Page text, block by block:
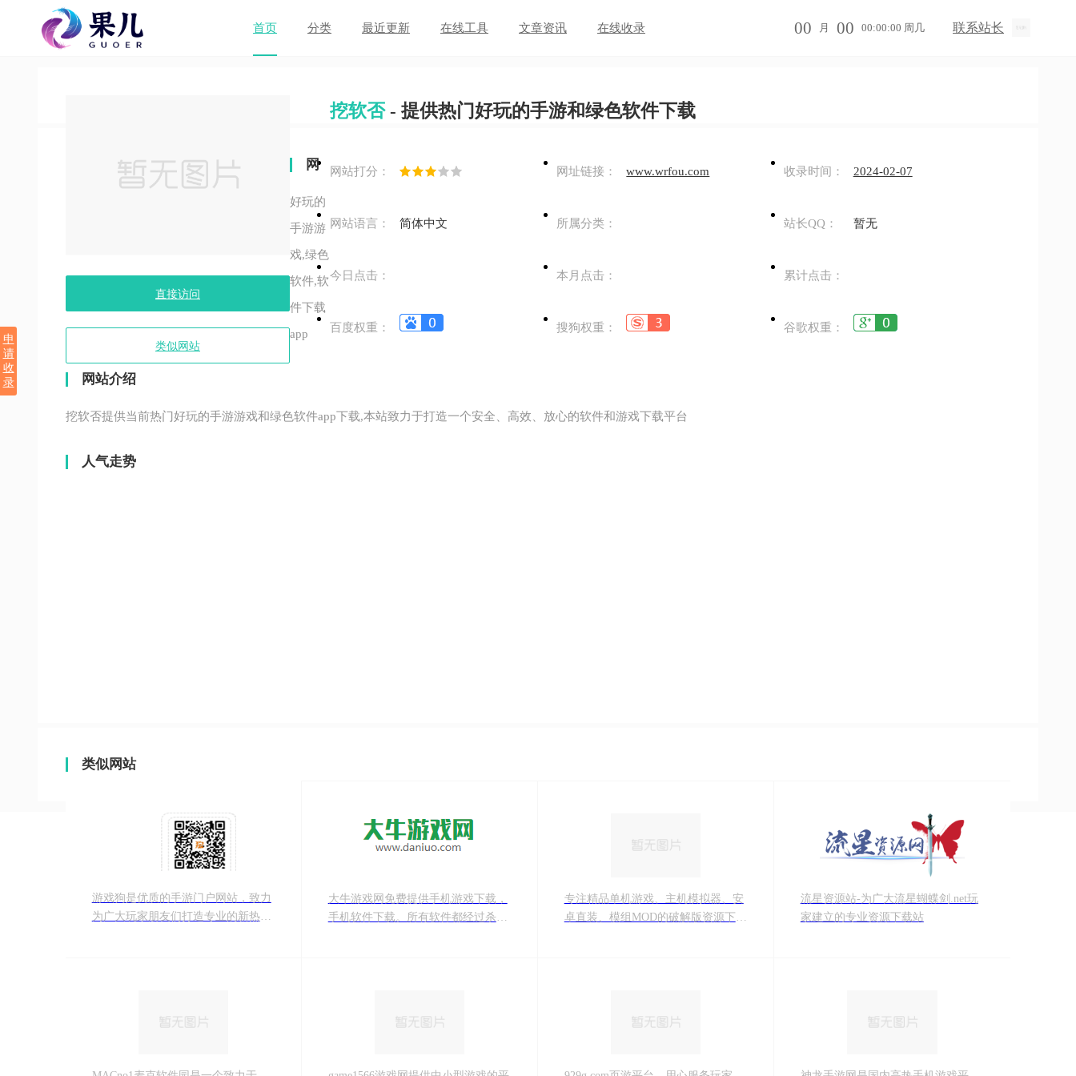
申
请
收
录
首页 分类 最近更新 在线工具 文章资讯 在线收录 00 月 00 00:00:00 周几 联系站长
直接访问
类似网站
挖软否- 提供热门好玩的手游和绿色软件下载
网站打分： 网址链接： www.wrfou.com 收录时间： 2024-02-07
网站语言： 简体中文 所属分类： 站长QQ： 暂无
今日点击： 本月点击： 累计点击：
百度权重： 搜狗权重： 谷歌权重：
网
站
关
键
好玩的
手游游
戏,绿色
软件,软
件下载
app
网站介绍
挖软否提供当前热门好玩的手游游戏和绿色软件app下载,本站致力于打造一个安全、高效、放心的软件和游戏下载平台
人气走势
类似网站
游戏狗是优质的手游门户网站，致力
为广大玩家朋友们打造专业的新热门
大牛游戏网免费提供手机游戏下载，
手机软件下载。所有软件都经过杀毒
专注精品单机游戏、主机模拟器、安
卓直装、模组MOD的破解版资源下载
流星资源站-为广大流星蝴蝶剑.net玩
家建立的专业资源下载站